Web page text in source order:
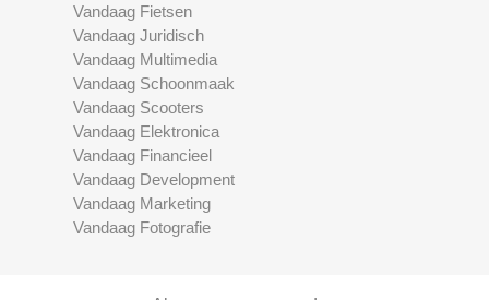
Vandaag Fietsen
Vandaag Juridisch
Vandaag Multimedia
Vandaag Schoonmaak
Vandaag Scooters
Vandaag Elektronica
Vandaag Financieel
Vandaag Development
Vandaag Marketing
Vandaag Fotografie